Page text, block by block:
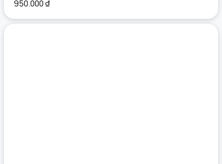
950.000₫